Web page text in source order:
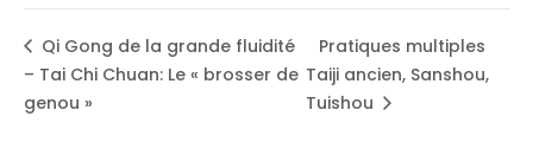
Qi Gong de la grande fluidité
– Tai Chi Chuan: Le « brosser de
genou »
Pratiques multiples
Taiji ancien, Sanshou,
Tuishou